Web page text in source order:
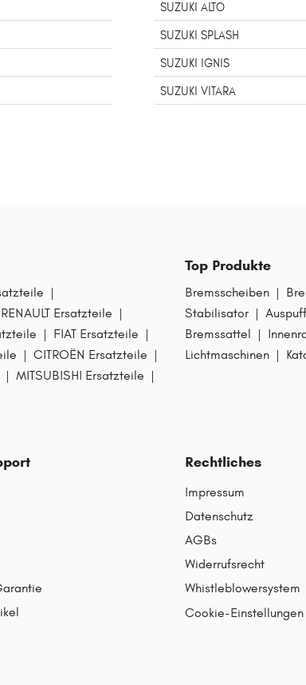
SUZUKI ALTO
SUZUKI SPLASH
SUZUKI IGNIS
SUZUKI VITARA
|
RENAULT Ersatzteile |
| FIAT Ersatzteile |
| CITROËN Ersatzteile |
| MITSUBISHI Ersatzteile |
Top Produkte
Bremsscheiben |
Stabilisator | Auspuff
Bremssattel |
Lichtmaschinen |
Rechtliches
Impressum
Datenschutz
AGBs
Widerrufsrecht
Whistleblowersystem
Cookie-Einstellungen